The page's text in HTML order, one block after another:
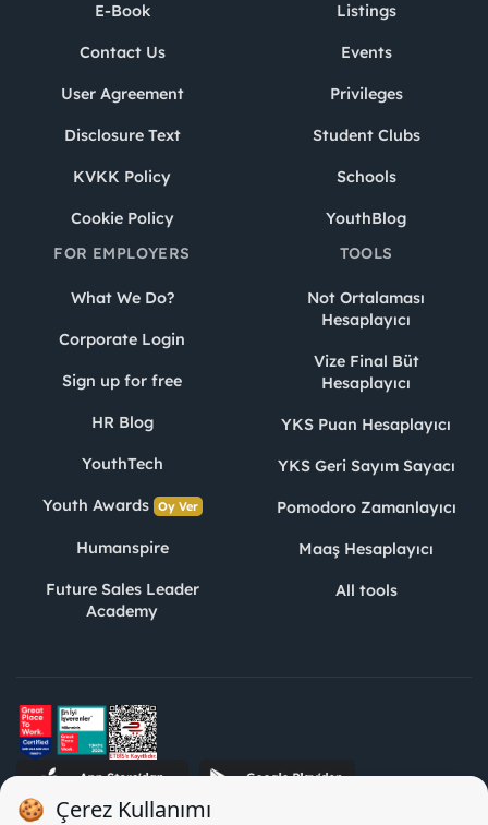
E-Book
Contact Us
User Agreement
Disclosure Text
KVKK Policy
Cookie Policy
Listings
Events
Privileges
Student Clubs
Schools
YouthBlog
FOR EMPLOYERS
What We Do?
Corporate Login
Sign up for free
HR Blog
YouthTech
Youth Awards Oy Ver
Humanspire
Future Sales Leader
Academy
TOOLS
Not Ortalaması
Hesaplayıcı
Vize Final Büt
Hesaplayıcı
YKS Puan Hesaplayıcı
YKS Geri Sayım Sayacı
Pomodoro Zamanlayıcı
Maaş Hesaplayıcı
All tools